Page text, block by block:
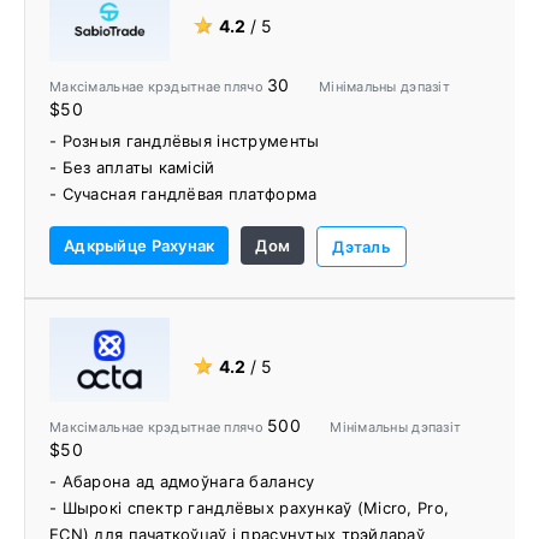
- Бясплатныя дэпазіты і імгненнае зняцце сродкаў.
- Яны забяспечваюць выдатныя гандлёвыя бонусы і
- Штодзённы аналіз рынку іх групай па даследаванні
рынку
★ 4.2 / 5
Максімальнае крэдытнае плячо 30 Мінімальны дэпазіт
$50
- Розныя гандлёвыя інструменты
- Без аплаты камісій
- Сучасная гандлёвая платформа
- Добрае абслугоўванне кліентаў
- Рэгулюецца Упраўленнем фінансавых паслуг
Мальты (MFSA) і Упраўленнем фінансавага
паводзінаў (FCA)
Адкрыйце Рахунак Дом Дэталь
★ 4.2 / 5
Максімальнае крэдытнае плячо 500 Мінімальны дэпазіт
$50
- Абарона ад адмоўнага балансу
- Шырокі спектр гандлёвых рахункаў (Micro, Pro,
ECN) для пачаткоўцаў і прасунутых трэйдараў